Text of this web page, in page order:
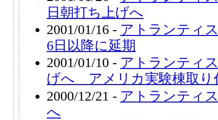
日朝打ち上げへ
2001/01/16 - アトランティ
6日以降に延期
2001/01/10 - アトランティ
げへ アメリカ実験棟取り
2000/12/21 - アトランティ
へ